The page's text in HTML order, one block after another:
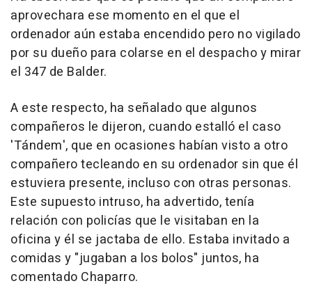
aprovechara ese momento en el que el
ordenador aún estaba encendido pero no vigilado
por su dueño para colarse en el despacho y mirar
el 347 de Balder.
A este respecto, ha señalado que algunos
compañeros le dijeron, cuando estalló el caso
'Tándem', que en ocasiones habían visto a otro
compañero tecleando en su ordenador sin que él
estuviera presente, incluso con otras personas.
Este supuesto intruso, ha advertido, tenía
relación con policías que le visitaban en la
oficina y él se jactaba de ello. Estaba invitado a
comidas y "jugaban a los bolos" juntos, ha
comentado Chaparro.